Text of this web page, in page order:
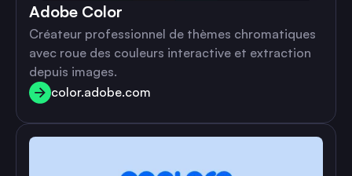
Adobe Color
Créateur professionnel de thèmes chromatiques
avec roue des couleurs interactive et extraction
depuis images.
color.adobe.com